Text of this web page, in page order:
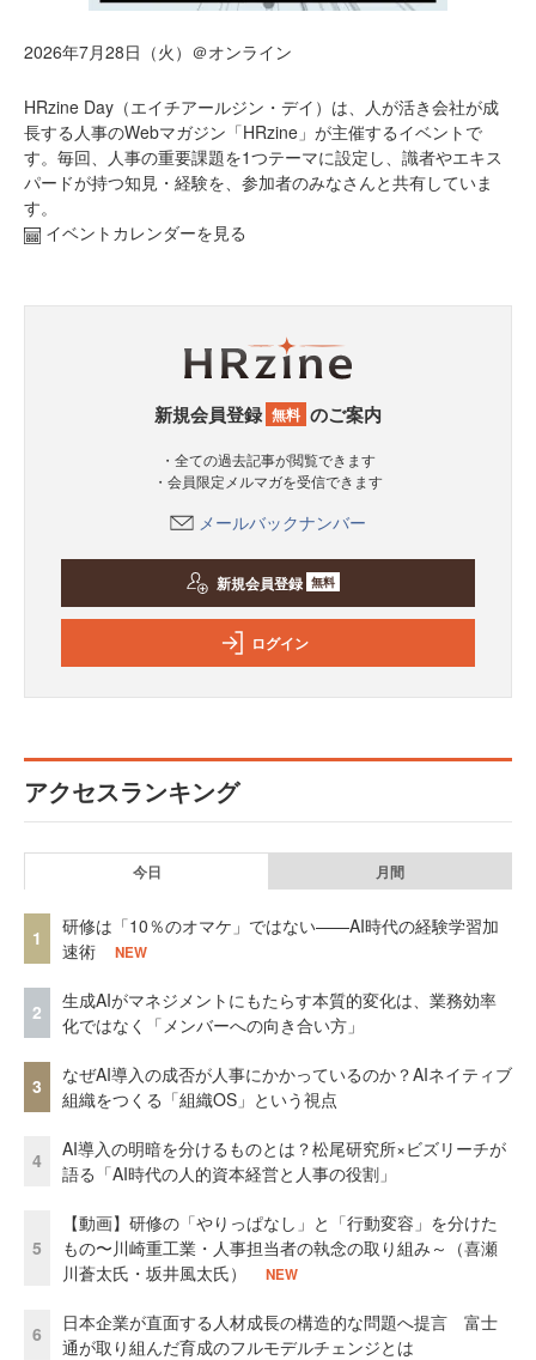
2026年7月28日（火）＠オンライン
HRzine Day（エイチアールジン・デイ）は、人が活き会社が成
長する人事のWebマガジン「HRzine」が主催するイベントで
す。毎回、人事の重要課題を1つテーマに設定し、識者やエキス
パードが持つ知見・経験を、参加者のみなさんと共有していま
す。
イベントカレンダーを見る
新規会員登録 無料 のご案内
・全ての過去記事が閲覧できます
・会員限定メルマガを受信できます
メールバックナンバー
新規会員登録 無料
ログイン
アクセスランキング
今日 月間
1
研修は「10％のオマケ」ではない——AI時代の経験学習加
速術
NEW
2
生成AIがマネジメントにもたらす本質的変化は、業務効率
化ではなく「メンバーへの向き合い方」
3
なぜAI導入の成否が人事にかかっているのか？AIネイティブ
組織をつくる「組織OS」という視点
4
AI導入の明暗を分けるものとは？松尾研究所×ビズリーチが
語る「AI時代の人的資本経営と人事の役割」
5
【動画】研修の「やりっぱなし」と「行動変容」を分けた
もの〜川崎重工業・人事担当者の執念の取り組み～（喜瀬
川蒼太氏・坂井風太氏）
NEW
6
日本企業が直面する人材成長の構造的な問題へ提言 富士
通が取り組んだ育成のフルモデルチェンジとは